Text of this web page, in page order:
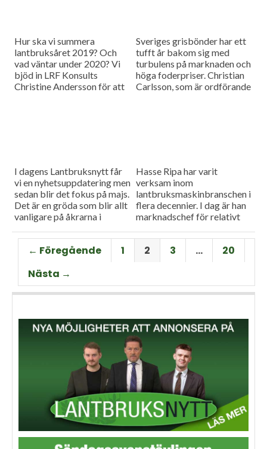
Hur ska vi summera
lantbruksåret 2019? Och
vad väntar under 2020? Vi
bjöd in LRF Konsults
Christine Andersson för att
Sveriges grisbönder har ett
tufft år bakom sig med
turbulens på marknaden och
höga foderpriser. Christian
Carlsson, som är ordförande
I dagens Lantbruksnytt får
vi en nyhetsuppdatering men
sedan blir det fokus på majs.
Det är en gröda som blir allt
vanligare på åkrarna i
som vet allt om majsens
fördelar, men också om
majsens utmaningar, är Hans
Thorell som började odla
grödan redan på 70-talet.
Hasse Ripa har varit
verksam inom
lantbruksmaskinbranschen i
flera decennier. I dag är han
marknadschef för relativt
Machinery med
huvudagenturen Claas. Hur
går det för Swedish Agro
← Föregående 1 2 3 …
20
Nästa →